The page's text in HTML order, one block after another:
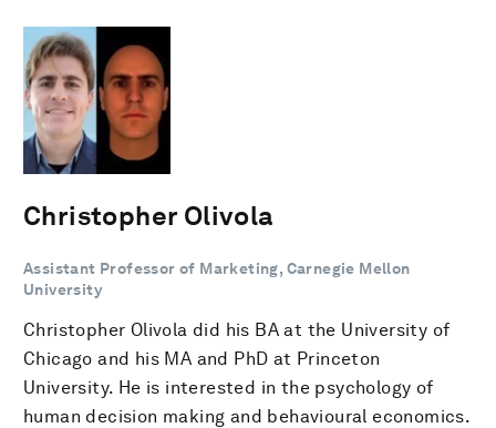
Christopher Olivola
Assistant Professor of Marketing, Carnegie Mellon
University
Christopher Olivola did his BA at the University of
Chicago and his MA and PhD at Princeton
University. He is interested in the psychology of
human decision making and behavioural economics.